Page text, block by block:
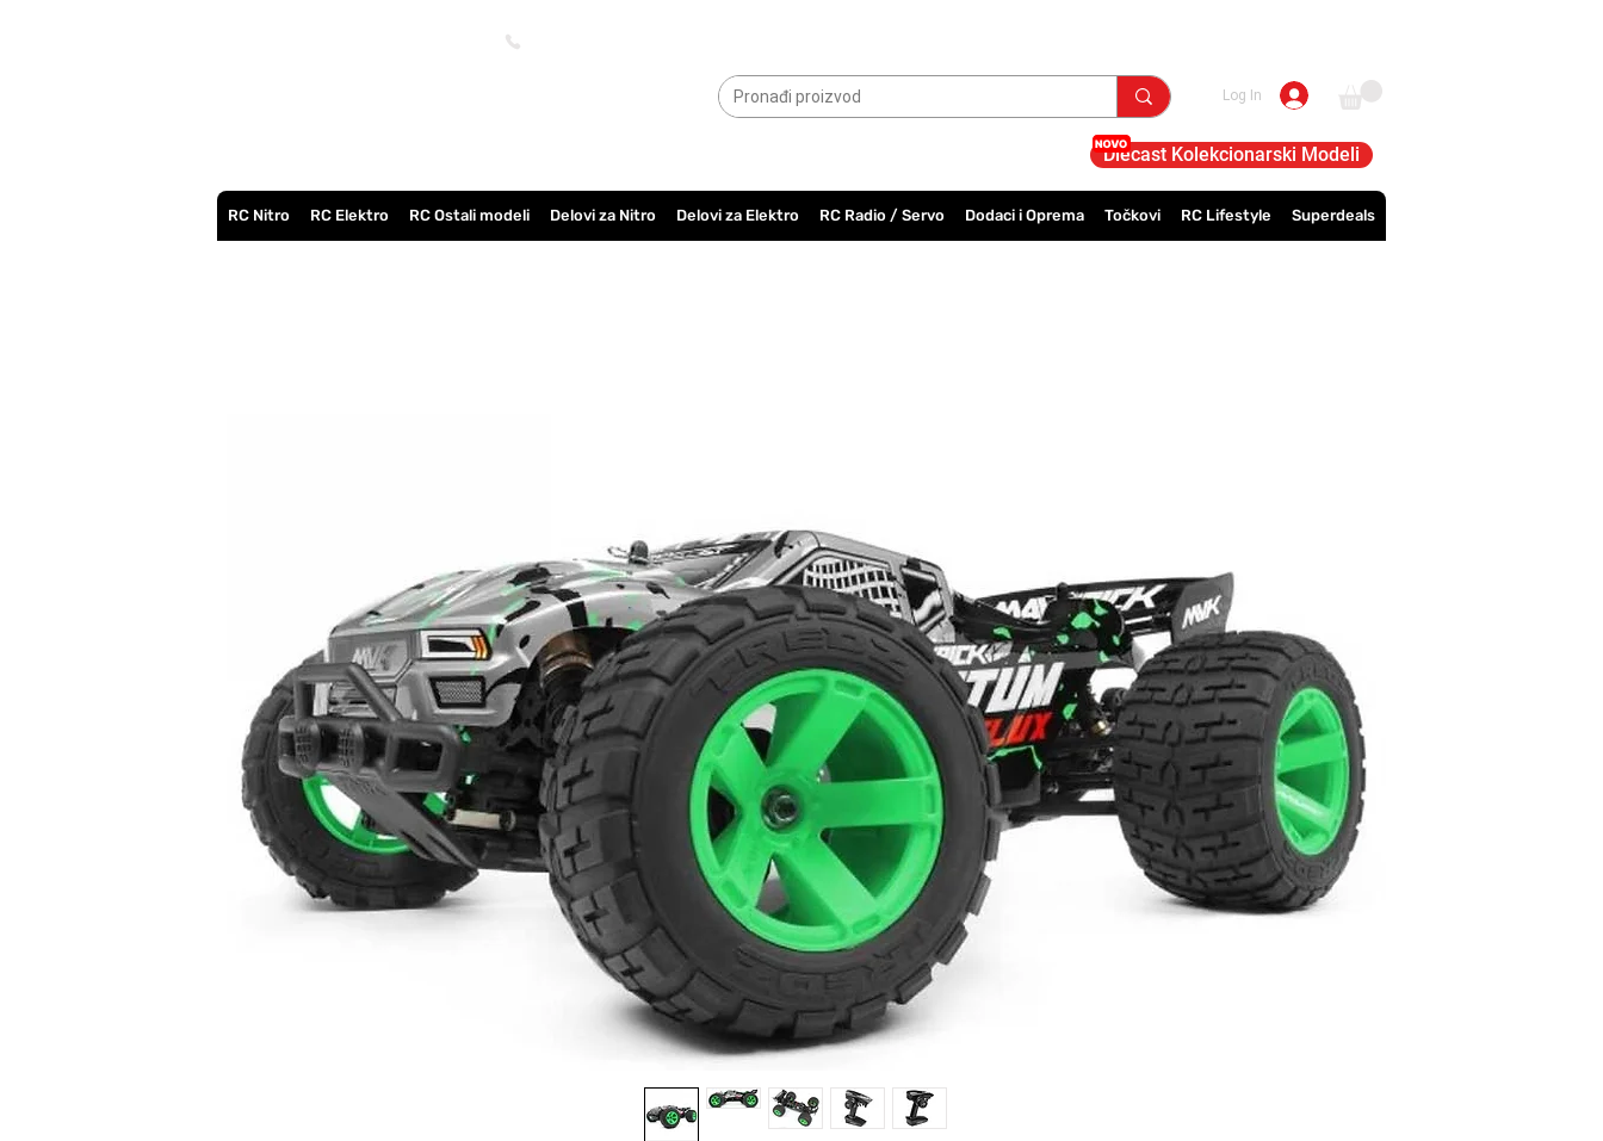
Log In
Diecast Kolekcionarski Modeli
RC Nitro RC Elektro RC Ostali modeli Delovi za Nitro Delovi za Elektro RC Radio / Servo Dodaci i Oprema Točkovi RC Lifestyle Superdeals